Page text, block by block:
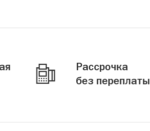
Рассрочка
без переплаты